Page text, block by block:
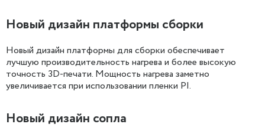
Новый дизайн платформы сборки
Новый дизайн платформы для сборки обеспечивает
лучшую производительность нагрева и более высокую
точность 3D-печати. Мощность нагрева заметно
увеличивается при использовании пленки PI.
Новый дизайн сопла